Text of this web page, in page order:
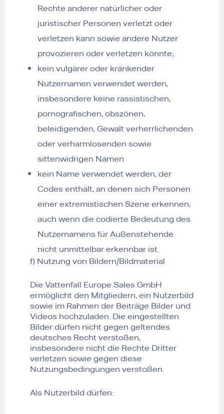
Rechte anderer natürlicher oder
juristischer Personen verletzt oder
verletzen kann sowie andere Nutzer
provozieren oder verletzen könnte;
kein vulgärer oder kränkender
Nutzernamen verwendet werden,
insbesondere keine rassistischen,
pornografischen, obszönen,
beleidigenden, Gewalt verherrlichenden
oder verharmlosenden sowie
sittenwidrigen Namen
kein Name verwendet werden, der
Codes enthält, an denen sich Personen
einer extremistischen Szene erkennen,
auch wenn die codierte Bedeutung des
Nutzernamens für Außenstehende
nicht unmittelbar erkennbar ist.
f) Nutzung von Bildern/Bildmaterial
Die Vattenfall Europe Sales GmbH
ermöglicht den Mitgliedern, ein Nutzerbild
sowie im Rahmen der Beiträge Bilder und
Videos hochzuladen. Die eingestellten
Bilder dürfen nicht gegen geltendes
deutsches Recht verstoßen,
insbesondere nicht die Rechte Dritter
verletzen sowie gegen diese
Nutzungsbedingungen verstoßen.
Als Nutzerbild dürfen: